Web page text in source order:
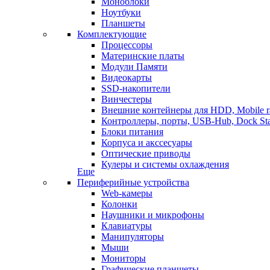
Ноутбуки
Планшеты
Комплектующие
Процессоры
Материнские платы
Модули Памяти
Видеокарты
SSD-накопители
Винчестеры
Внешние контейнеры для HDD, Mobile
Контроллеры, порты, USB-Hub, Dock
Блоки питания
Корпуса и акссесуары
Оптические приводы
Кулеры и системы охлаждения
Еще
Периферийные устройства
Web-камеры
Колонки
Наушники и микрофоны
Клавиатуры
Манипуляторы
Мыши
Мониторы